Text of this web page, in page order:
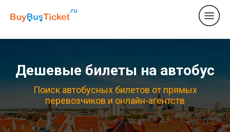
Дешевые билеты на автобус
Поиск автобусных билетов от прямых
перевозчиков и онлайн-агентств